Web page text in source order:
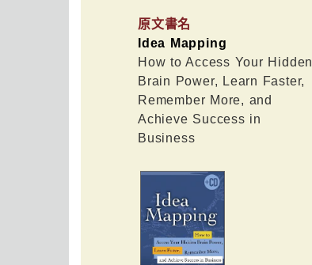
原文書名
Idea Mapping
How to Access Your Hidden
Brain Power, Learn Faster,
Remember More, and
Achieve Success in
Business